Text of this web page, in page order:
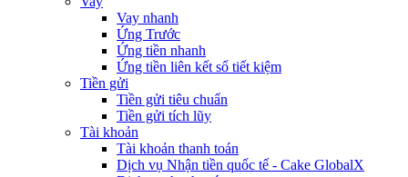
Vay nhanh
Ứng Trước
Ứng tiền nhanh
Ứng tiền liên kết sổ tiết kiệm
Tiền gửi
Tiền gửi tiêu chuẩn
Tiền gửi tích lũy
Tài khoản
Tài khoản thanh toán
Dịch vụ Nhận tiền quốc tế - Cake GlobalX